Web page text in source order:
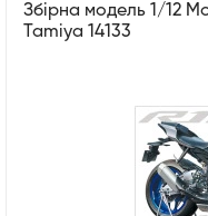
Збірна модель 1/12
Tamiya 14133